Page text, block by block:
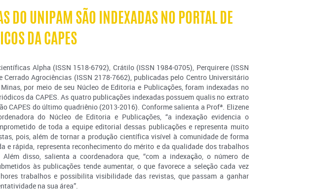
DO UNIPAM SÃO INDEXADAS NO PORTAL DE
DA CAPES
Alpha (ISSN 1518-6792), Crátilo (ISSN 1984-0705), Perquirere (ISSN
Cerrado Agrociências (ISSN 2178-7662), publicadas pelo Centro Universitário
por meio de seu Núcleo de Editoria e Publicações, foram indexadas no
da CAPES. As quatro publicações indexadas possuem qualis no extrato
CAPES do último quadriênio (2013-2016). Conforme salienta a Profª. Elizene
do Núcleo de Editoria e Publicações, “a indexação evidencia o
de toda a equipe editorial dessas publicações e representa muito
pois, além de tornar a produção científica visível à comunidade de forma
e rápida, representa reconhecimento do mérito e da qualidade dos trabalhos
Além disso, salienta a coordenadora que, “com a indexação, o número de
às publicações tende aumentar, o que favorece a seleção cada vez
trabalhos e possibilita visibilidade das revistas, que passam a ganhar
na sua área”.